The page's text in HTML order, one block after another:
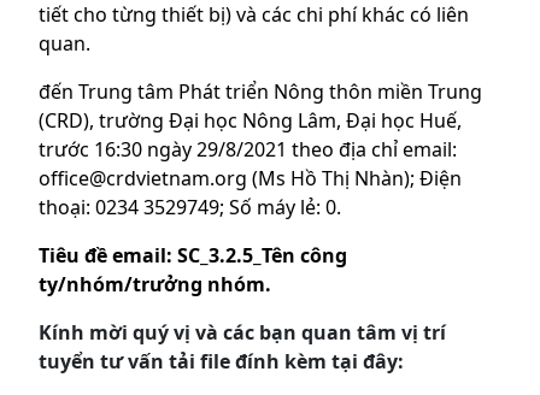
tiết cho từng thiết bị) và các chi phí khác có liên
quan.
đến Trung tâm Phát triển Nông thôn miền Trung
(CRD), trường Đại học Nông Lâm, Đại học Huế,
trước 16:30 ngày 29/8/2021 theo địa chỉ email:
office@crdvietnam.org (Ms Hồ Thị Nhàn); Điện
thoại: 0234 3529749; Số máy lẻ: 0.
Tiêu đề email: SC_3.2.5_Tên công
ty/nhóm/trưởng nhóm.
Kính mời quý vị và các bạn quan tâm vị trí
tuyển tư vấn tải file đính kèm tại đây: